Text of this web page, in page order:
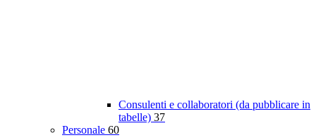
Consulenti e collaboratori (da pubblicare in
tabelle) 37
Personale 60